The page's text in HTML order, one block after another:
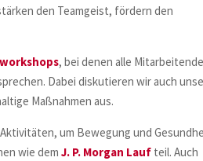
den Teamgeist, fördern den
, bei denen alle
Dabei diskutieren wir auch
Maßnahmen aus.
um Bewegung und
wie demJ. P. Morgan Lauf teil. Auch